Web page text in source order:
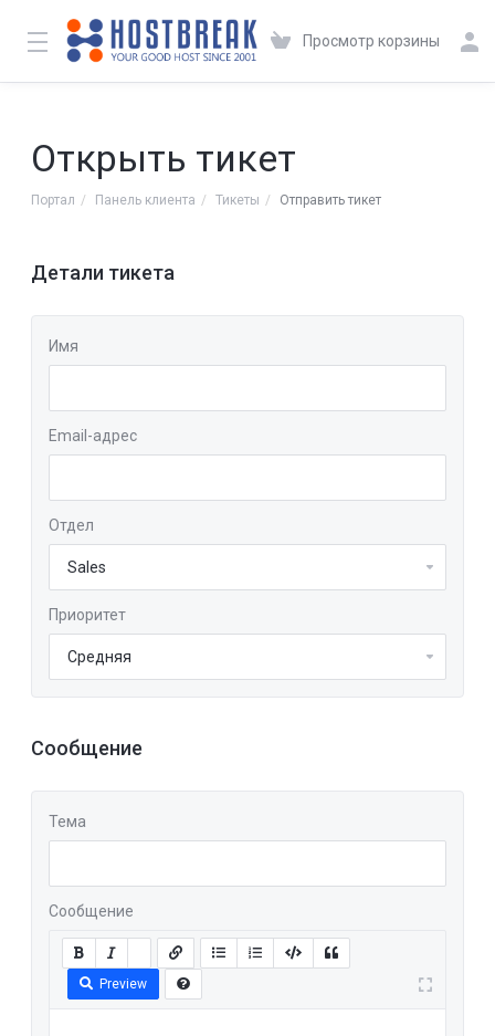
Просмотр корзины
Открыть тикет
Портал Панель клиента Тикеты Отправить тикет
Детали тикета
Имя
Email-адрес
Отдел
Приоритет
Сообщение
Тема
Сообщение
Preview